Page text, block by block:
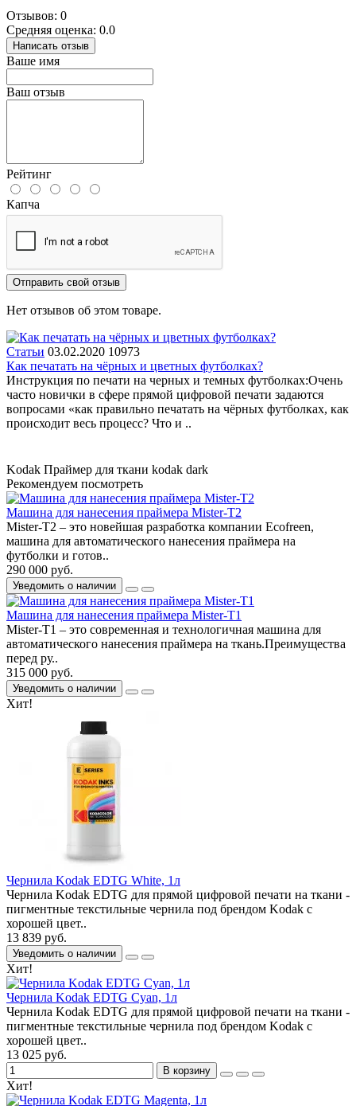
Отзывов: 0
Средняя оценка: 0.0
Написать отзыв
Ваше имя
Ваш отзыв
Рейтинг
Капча
Отправить свой отзыв
Нет отзывов об этом товаре.
Статьи 03.02.2020 10973
Как печатать на чёрных и цветных футболках?
Инструкция по печати на черных и темных футболках:Очень
часто новички в сфере прямой цифровой печати задаются
вопросами «как правильно печатать на чёрных футболках, как
происходит весь процесс? Что и ..
Kodak Праймер для ткани kodak dark
Рекомендуем посмотреть
Машина для нанесения праймера Mister-T2
Mister-T2 – это новейшая разработка компании Ecofreen,
машина для автоматического нанесения праймера на
футболки и готов..
290 000 руб.
Уведомить о наличии
Машина для нанесения праймера Mister-T1
Mister-T1 – это современная и технологичная машина для
автоматического нанесения праймера на ткань.Преимущества
перед ру..
315 000 руб.
Уведомить о наличии
Хит!
Чернила Kodak EDTG White, 1л
Чернила Kodak EDTG для прямой цифровой печати на ткани -
пигментные текстильные чернила под брендом Kodak с
хорошей цвет..
13 839 руб.
Уведомить о наличии
Хит!
Чернила Kodak EDTG Cyan, 1л
Чернила Kodak EDTG для прямой цифровой печати на ткани -
пигментные текстильные чернила под брендом Kodak с
хорошей цвет..
13 025 руб.
В корзину
Хит!